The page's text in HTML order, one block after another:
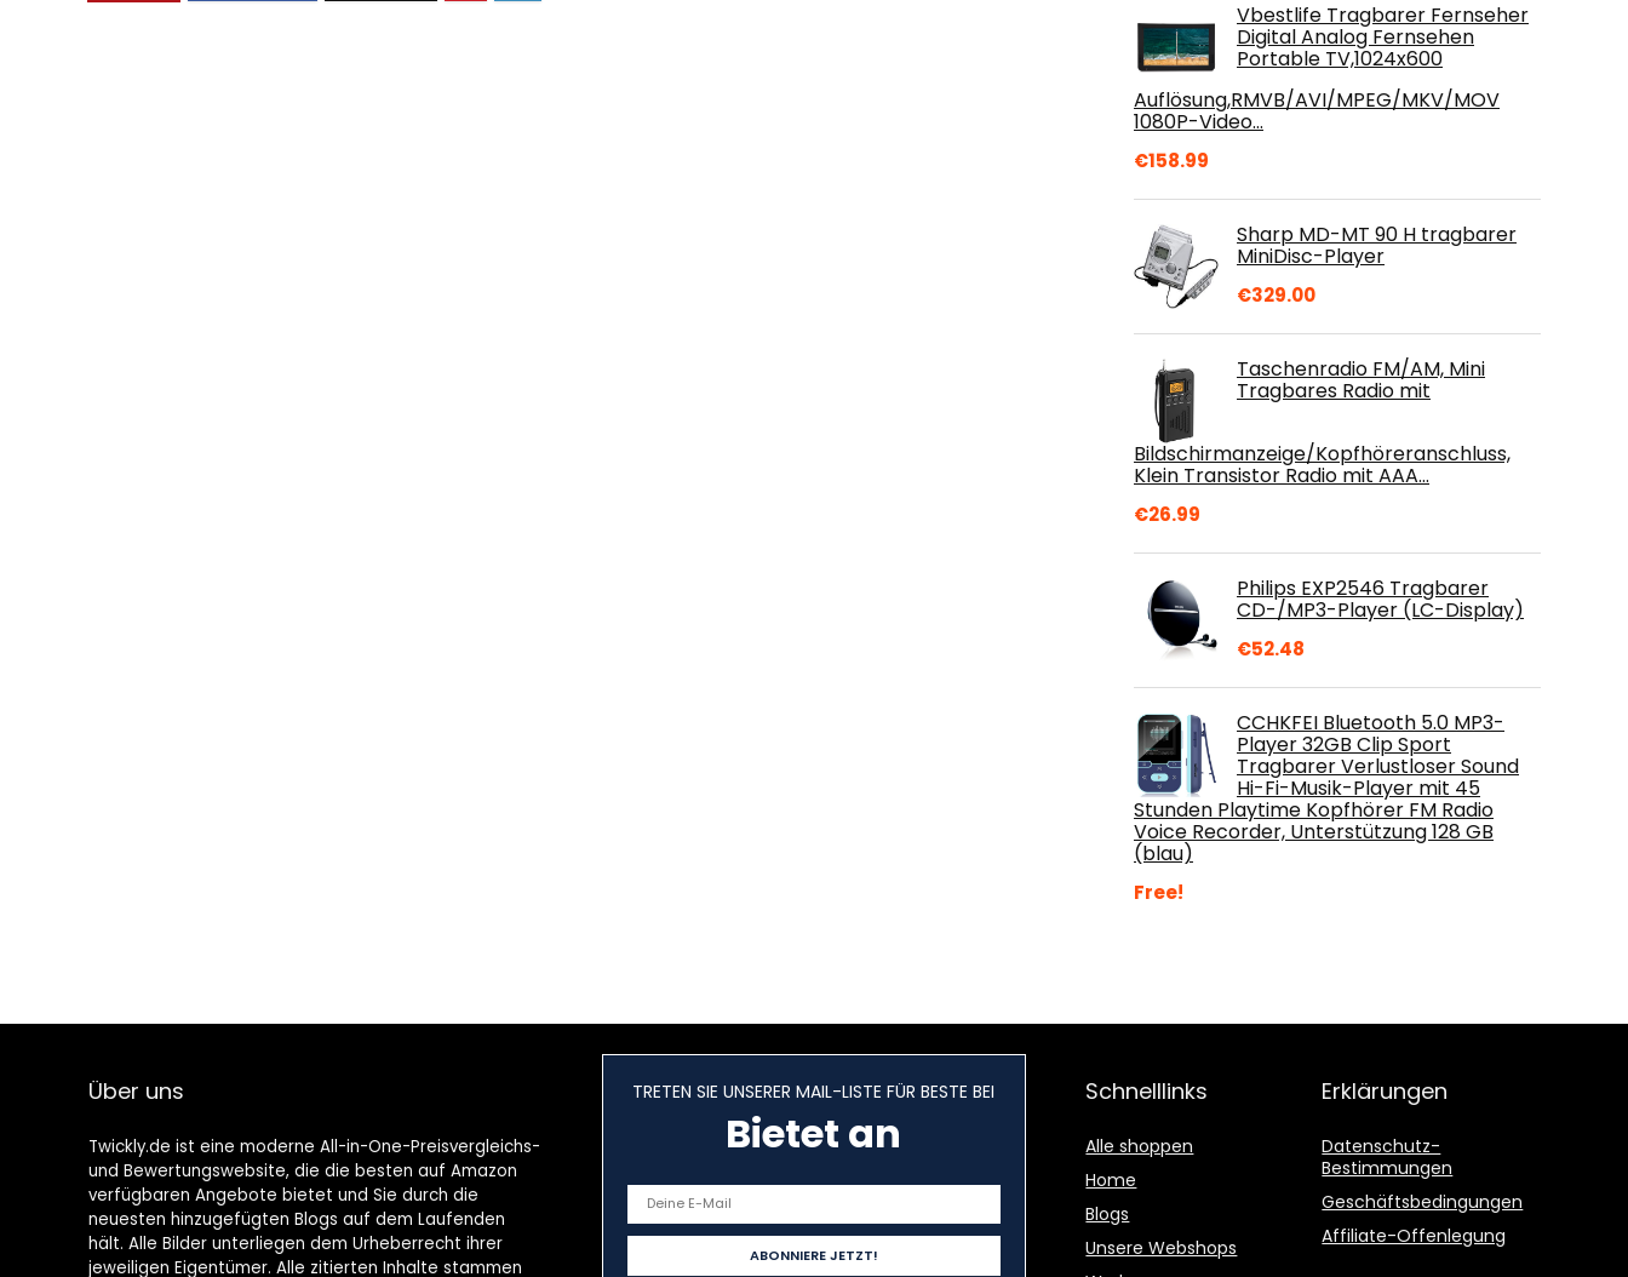
Vbestlife Tragbarer Fernseher
Digital Analog Fernsehen
Portable TV,1024x600
Auflösung,RMVB/AVI/MPEG/MKV/MOV
1080P-Video…
€158.99
Sharp MD-MT 90 H tragbarer
MiniDisc-Player
€329.00
Taschenradio FM/AM, Mini
Tragbares Radio mit
Bildschirmanzeige/Kopfhöreranschluss,
Klein Transistor Radio mit AAA…
€26.99
Philips EXP2546 Tragbarer
CD-/MP3-Player (LC-Display)
€52.48
CCHKFEI Bluetooth 5.0 MP3-
Player 32GB Clip Sport
Tragbarer Verlustloser Sound
Hi-Fi-Musik-Player mit 45
Stunden Playtime Kopfhörer FM Radio
Voice Recorder, Unterstützung 128 GB
(blau)
Free!
Über uns
Twickly.de ist eine moderne All-in-One-Preisvergleichs-
und Bewertungswebsite, die die besten auf Amazon
verfügbaren Angebote bietet und Sie durch die
neuesten hinzugefügten Blogs auf dem Laufenden
hält. Alle Bilder unterliegen dem Urheberrecht ihrer
jeweiligen Eigentümer. Alle zitierten Inhalte stammen
TRETEN SIE UNSERER MAIL-LISTE FÜR BESTE BEI
Bietet an
Schnelllinks
Alle shoppen
Home
Blogs
Unsere Webshops
Erklärungen
Datenschutz-
Bestimmungen
Geschäftsbedingungen
Affiliate-Offenlegung